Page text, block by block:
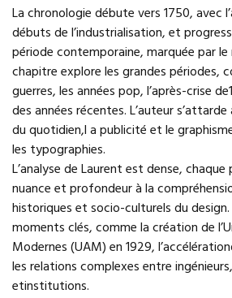
La chronologie débute vers 1750, avec
débuts de l’industrialisation, et
période contemporaine, marquée par le
chapitre explore les grandes périodes,
guerres, les années pop, l’après-crise
des années récentes. L’auteur
du quotidien,l a publicité et le
les typographies.
L’analyse de Laurent est dense,
nuance et profondeur à la
historiques et socio-culturels du design.
moments clés, comme la création de
Modernes (UAM) en 1929,
les relations complexes entre
etinstitutions.